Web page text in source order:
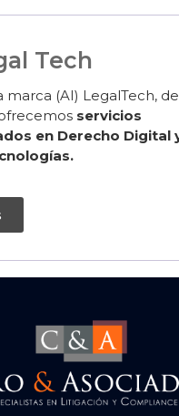
Tech
marca (AI) LegalTech,
servicios
en Derecho Digital